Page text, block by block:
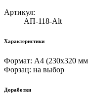
Артикул:
АП-118-Alt
Характеристики
Формат: А4 (230х320
Форзац: на выбор
Доработки